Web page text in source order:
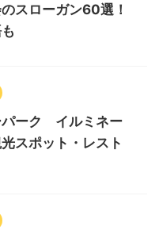
スローガン60選！
パーク イルミネー
スポット・レスト